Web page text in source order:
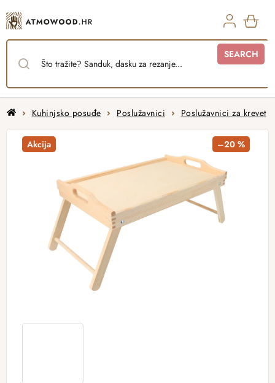
to
content
SEARCH
HomeKuhinjsko posuđe Poslužavnici Poslužavnici za krevet
Akcija –20 %